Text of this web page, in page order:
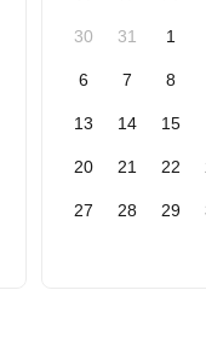
30 31 1
6 7 8
13 14 15
20 21 22
27 28 29